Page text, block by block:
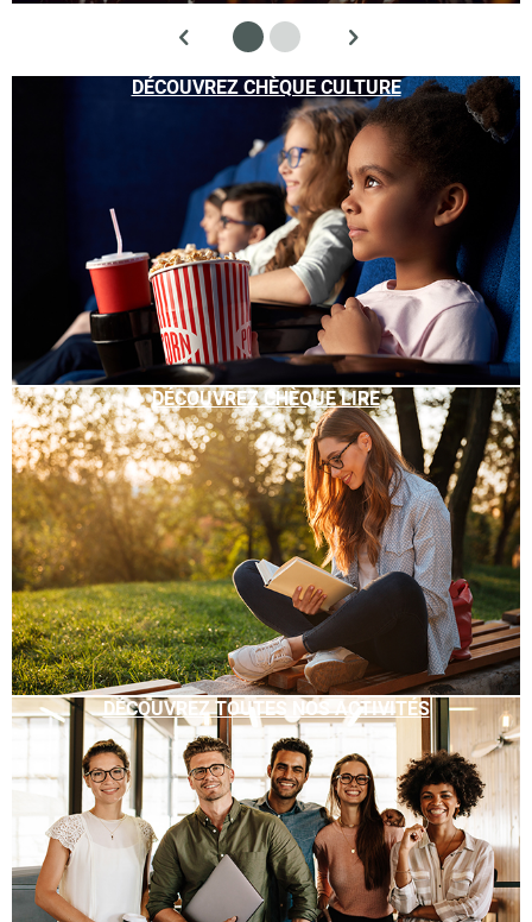
DÉCOUVREZ CHÈQUE CULTURE
DÉCOUVREZ CHÈQUE LIRE
DÉCOUVREZ TOUTES NOS ACTIVITÉS